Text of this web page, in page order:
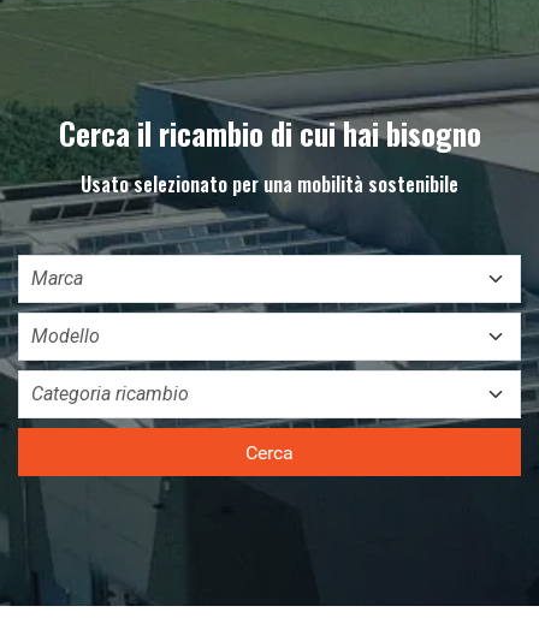
Cerca il ricambio di cui hai bisogno
Usato selezionato per una mobilità sostenibile
Cerca